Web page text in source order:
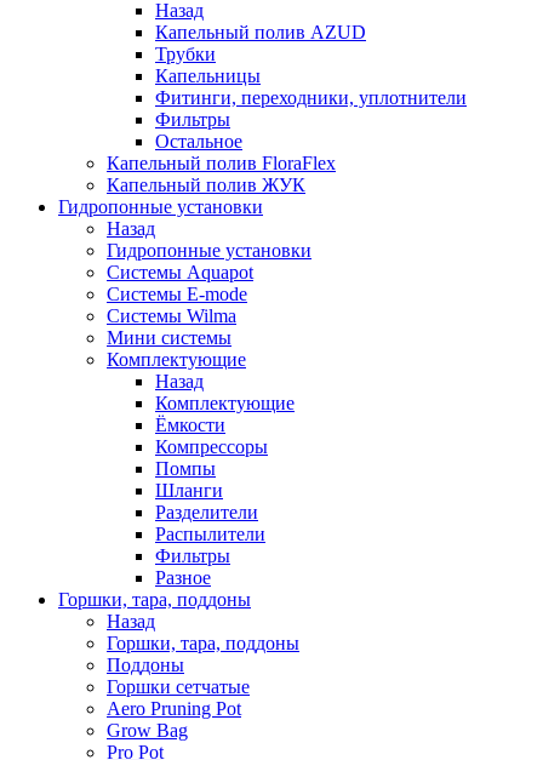
Назад
Капельный полив AZUD
Трубки
Капельницы
Фитинги, переходники, уплотнители
Фильтры
Остальное
Капельный полив FloraFlex
Капельный полив ЖУК
Гидропонные установки
Назад
Гидропонные установки
Системы Aquapot
Системы E-mode
Системы Wilma
Мини системы
Комплектующие
Назад
Комплектующие
Ёмкости
Компрессоры
Помпы
Шланги
Разделители
Распылители
Фильтры
Разное
Горшки, тара, поддоны
Назад
Горшки, тара, поддоны
Поддоны
Горшки сетчатые
Aero Pruning Pot
Grow Bag
Pro Pot